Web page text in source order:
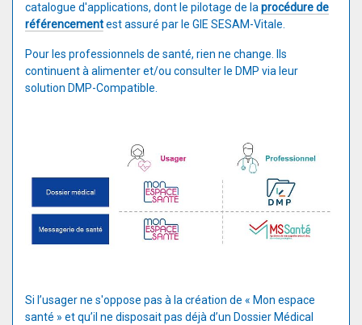
catalogue d'applications, dont le pilotage de la procédure de
référencementest assuré par le GIE SESAM-Vitale.
Pour les professionnels de santé, rien ne change. Ils
continuent à alimenter et/ou consulter le DMP via leur
solution DMP-Compatible.
Si l’usager ne s'oppose pas à la création de « Mon espace
santé » et qu’il ne disposait pas déjà d’un Dossier Médical